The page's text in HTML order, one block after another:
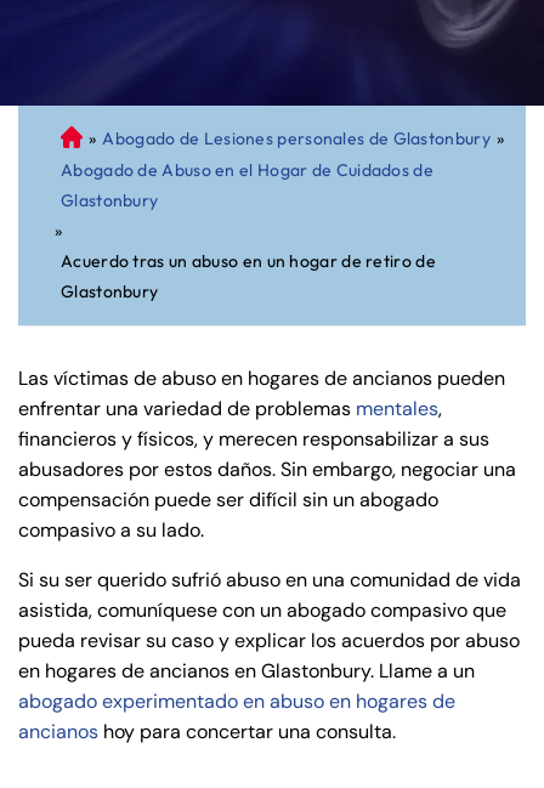
A
bo
ga
do
de
Pe
rs
al
Inj
ur
y
de
C
t
» Abogado de Lesiones personales de Glastonbury »
Abogado de Abuso en el Hogar de Cuidados de
Glastonbury
»
Acuerdo tras un abuso en un hogar de retiro de
Glastonbury
Las víctimas de abuso en hogares de ancianos pueden
enfrentar una variedad de problemas mentales,
financieros y físicos, y merecen responsabilizar a sus
abusadores por estos daños. Sin embargo, negociar una
compensación puede ser difícil sin un abogado
compasivo a su lado.
Si su ser querido sufrió abuso en una comunidad de vida
asistida, comuníquese con un abogado compasivo que
pueda revisar su caso y explicar los acuerdos por abuso
en hogares de ancianos en Glastonbury. Llame a un
abogado experimentado en abuso en hogares de
ancianos hoy para concertar una consulta.